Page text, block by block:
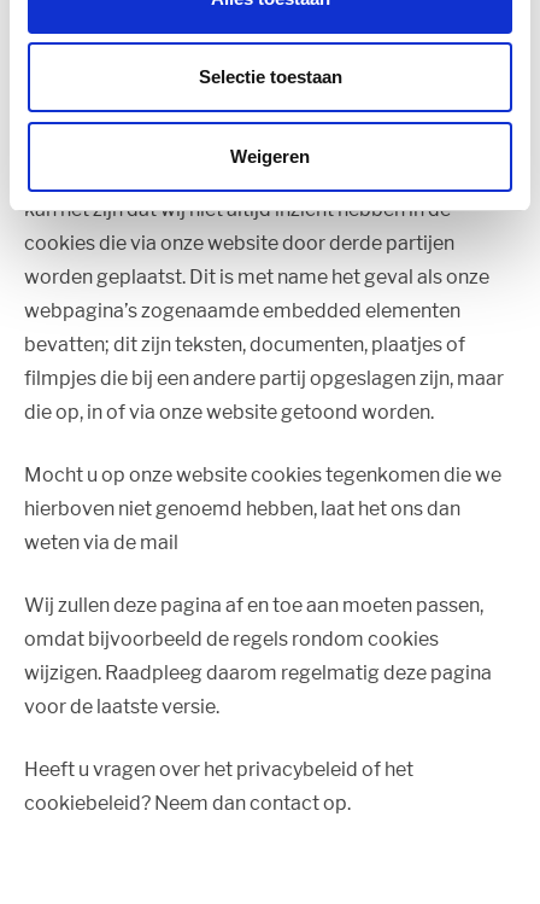
Selectie toestaan
Weigeren
het in- en uitschakelen en het verwijderen van cookies
is te vinden in de instructies en/of met behulp van de
Help-functie van uw browser.
kan het zijn dat wij niet altijd inzicht hebben in de
cookies die via onze website door derde partijen
worden geplaatst. Dit is met name het geval als onze
webpagina’s zogenaamde embedded elementen
bevatten; dit zijn teksten, documenten, plaatjes of
filmpjes die bij een andere partij opgeslagen zijn, maar
die op, in of via onze website getoond worden.
Mocht u op onze website cookies tegenkomen die we
hierboven niet genoemd hebben, laat het ons dan
weten via de mail
Wij zullen deze pagina af en toe aan moeten passen,
omdat bijvoorbeeld de regels rondom cookies
wijzigen. Raadpleeg daarom regelmatig deze pagina
voor de laatste versie.
Heeft u vragen over het privacybeleid of het
cookiebeleid? Neem dan contact op.